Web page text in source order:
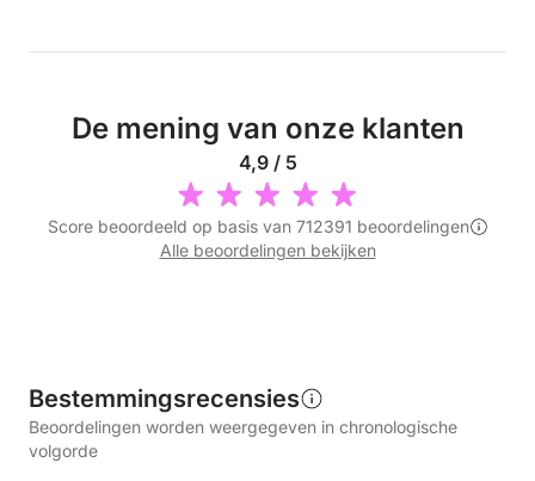
De mening van onze klanten
4,9 / 5
Score beoordeeld op basis van 712391 beoordelingen
Alle beoordelingen bekijken
Bestemmingsrecensies
Beoordelingen worden weergegeven in chronologische
volgorde